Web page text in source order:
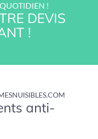
!
DEVIS
!
anti-